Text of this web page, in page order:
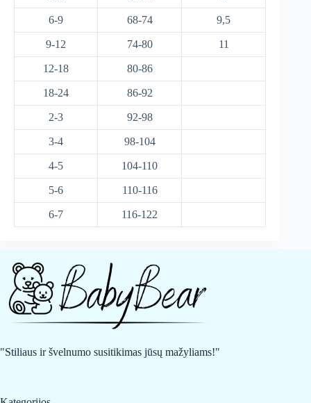
6-9 68-74 9,5
9-12 74-80 11
12-18 80-86
18-24 86-92
2-3 92-98
3-4 98-104
4-5 104-110
5-6 110-116
6-7 116-122
"Stiliaus ir švelnumo susitikimas jūsų mažyliams!"